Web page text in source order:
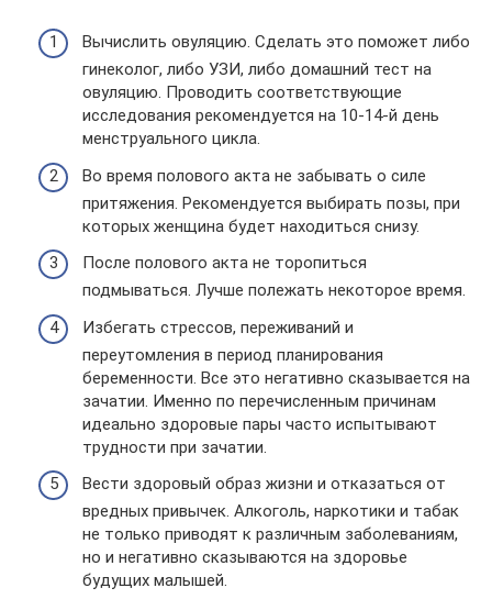
Вычислить овуляцию. Сделать это поможет либо
гинеколог, либо УЗИ, либо домашний тест на
овуляцию. Проводить соответствующие
исследования рекомендуется на 10-14-й день
менструального цикла.
Во время полового акта не забывать о силе
притяжения. Рекомендуется выбирать позы, при
которых женщина будет находиться снизу.
После полового акта не торопиться
подмываться. Лучше полежать некоторое время.
Избегать стрессов, переживаний и
переутомления в период планирования
беременности. Все это негативно сказывается на
зачатии. Именно по перечисленным причинам
идеально здоровые пары часто испытывают
трудности при зачатии.
Вести здоровый образ жизни и отказаться от
вредных привычек. Алкоголь, наркотики и табак
не только приводят к различным заболеваниям,
но и негативно сказываются на здоровье
будущих малышей.